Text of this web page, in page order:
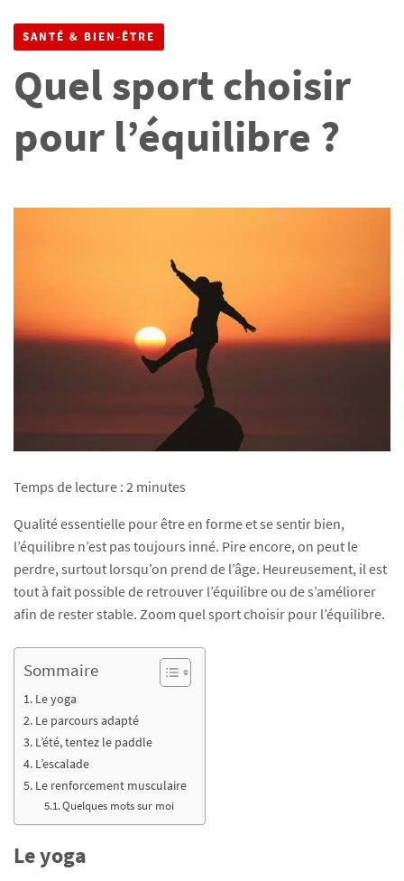
SANTÉ & BIEN-ÊTRE
Quel sport choisir
pour l’équilibre ?
Temps de lecture : 2 minutes
Qualité essentielle pour être en forme et se sentir bien,
l’équilibre n’est pas toujours inné. Pire encore, on peut le
perdre, surtout lorsqu’on prend de l’âge. Heureusement, il est
tout à fait possible de retrouver l’équilibre ou de s’améliorer
afin de rester stable. Zoom quel sport choisir pour l’équilibre.
Sommaire
Le yoga
Le parcours adapté
L’été, tentez le paddle
L’escalade
Le renforcement musculaire
Quelques mots sur moi
Le yoga